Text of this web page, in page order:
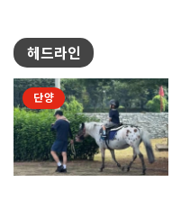
헤드라인
단양